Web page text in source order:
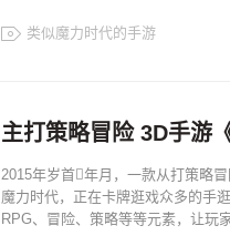
类似魔力时代的手游
主打策略冒险 3D手游
2015年岁首年月，一款从打策略
魔力时代，正在卡牌逛戏众多的手
RPG、冒险、策略等等元素，让玩